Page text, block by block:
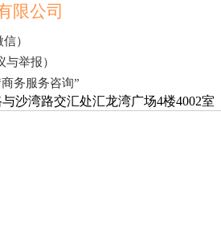
限公司
）
举报）
服务咨询”
沙湾路交汇处汇龙湾广场4楼4002室